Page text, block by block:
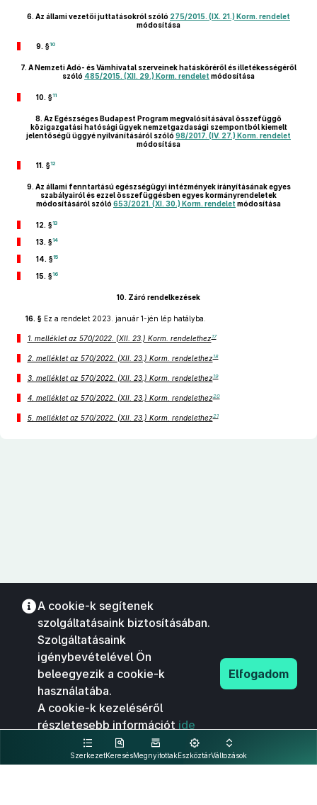
6. Az állami vezetői juttatásokról szóló 275/2015. (IX. 21.) Korm. rendelet
módosítása
9. §10
7. A Nemzeti Adó- és Vámhivatal szerveinek hatásköréről és illetékességéről
szóló 485/2015. (XII. 29.) Korm. rendelet módosítása
10. §11
8. Az Egészséges Budapest Program megvalósításával összefüggő
közigazgatási hatósági ügyek nemzetgazdasági szempontból kiemelt
jelentőségű üggyé nyilvánításáról szóló 98/2017. (IV. 27.) Korm. rendelet
módosítása
11. §12
9. Az állami fenntartású egészségügyi intézmények irányításának egyes
szabályairól és ezzel összefüggésben egyes kormányrendeletek
módosításáról szóló 653/2021. (XI. 30.) Korm. rendelet módosítása
12. §13
13. §14
14. §15
15. §16
10. Záró rendelkezések
16. § Ez a rendelet 2023. január 1-jén lép hatályba.
1. melléklet az 570/2022. (XII. 23.) Korm. rendelethez17
2. melléklet az 570/2022. (XII. 23.) Korm. rendelethez18
3. melléklet az 570/2022. (XII. 23.) Korm. rendelethez19
4. melléklet az 570/2022. (XII. 23.) Korm. rendelethez20
5. melléklet az 570/2022. (XII. 23.) Korm. rendelethez21
SzerkezetKeresésMegnyitottakEszköztárVáltozások
A cookie-k segítenek
szolgáltatásaink biztosításában.
Szolgáltatásaink
igénybevételével Ön
beleegyezik a cookie-k
használatába.
A cookie-k kezeléséről
részletesebb információt ide
kattintva olvashat.
Elfogadom